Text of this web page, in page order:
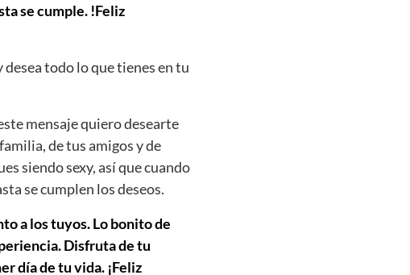
se cumple. !Feliz
todo lo que tienes en tu
mensaje quiero desearte
de tus amigos y de
siendo sexy, así que cuando
se cumplen los deseos.
a los tuyos. Lo bonito de
Disfruta de tu
día de tu vida. ¡Feliz